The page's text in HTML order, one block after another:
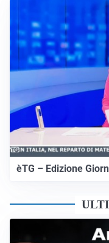
èTG – Edizione